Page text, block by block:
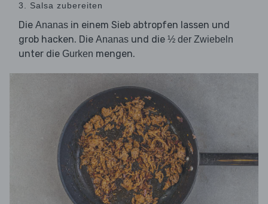
3. Salsa zubereiten
Die Ananas in einem Sieb abtropfen lassen und
grob hacken. Die Ananas und die ½ der Zwiebeln
unter die Gurken mengen.